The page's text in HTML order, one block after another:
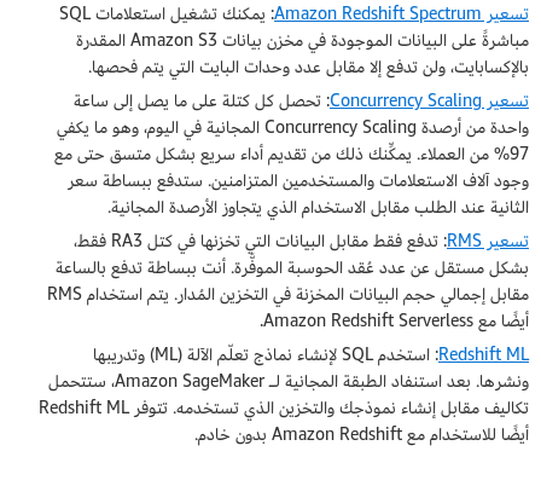
تسعير Amazon Redshift Spectrum
: يمكنك تشغيل استعلامات SQL
مباشرةً على البيانات الموجودة في مخزن بيانات Amazon S3 المقدرة
بالإكسابايت، ولن تدفع إلا مقابل عدد وحدات البايت التي يتم فحصها.
تسعير Concurrency Scaling
: تحصل كل كتلة على ما يصل إلى ساعة
واحدة من أرصدة Concurrency Scaling المجانية في اليوم، وهو ما يكفي
97% من العملاء. يمكِّنك ذلك من تقديم أداء سريع بشكل متسق حتى مع
وجود آلاف الاستعلامات والمستخدمين المتزامنين. ستدفع ببساطة سعر
الثانية عند الطلب مقابل الاستخدام الذي يتجاوز الأرصدة المجانية.
تسعير RMS
: تدفع فقط مقابل البيانات التي تخزنها في كتل RA3 فقط،
بشكل مستقل عن عدد عُقد الحوسبة الموفَّرة. أنت ببساطة تدفع بالساعة
مقابل إجمالي حجم البيانات المخزنة في التخزين المُدار. يتم استخدام RMS
أيضًا مع Amazon Redshift Serverless.
Redshift ML
: استخدم SQL لإنشاء نماذج تعلّم الآلة (ML) وتدريبها
ونشرها. بعد استنفاد الطبقة المجانية لـ Amazon SageMaker، ستتحمل
تكاليف مقابل إنشاء نموذجك والتخزين الذي تستخدمه. تتوفر Redshift ML
أيضًا للاستخدام مع Amazon Redshift بدون خادم.